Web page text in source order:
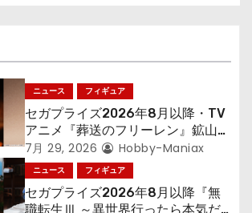
ニュース フィギュア
セガプライズ2026年8月以降・TV
アニメ『葬送のフリーレン』鉱山で
300年働くことになっっちゃった
「フリーレン」を立体化！
7月 29, 2026 Hobby-Maniax
ニュース フィギュア
セガプライズ2026年8月以降『無
職転生Ⅲ ～異世界行ったら本気だ